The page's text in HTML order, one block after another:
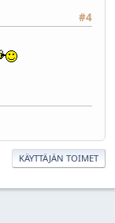
#4
KÄYTTÄJÄN TOIMET